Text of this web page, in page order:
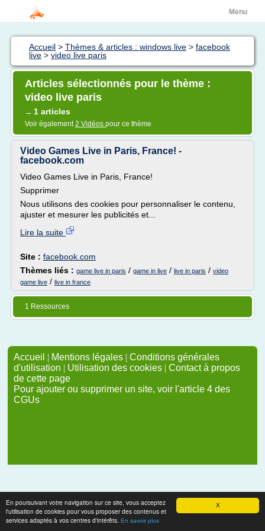
X
En poursuivant votre navigation sur ce site, vous acceptez
l'utilisation de cookies pour vous proposer des contenus et
services adaptés à vos centres d'intérêts. En savoir plus
Menu
Accueil > Thèmes & articles : windows live > facebook
live > video live paris
Articles sélectionnés pour le thème :
video live paris
→ 1 articles
Voir également2 Vidéos pour ce thème
Video Games Live in Paris, France! -
facebook.com
Video Games Live in Paris, France!
Supprimer
Nous utilisons des cookies pour personnaliser le contenu,
ajuster et mesurer les publicités et...
Lire la suite
Site : facebook.com
Thèmes liés : game live in paris / game in live / live in paris / video
game live / live in france
1 Ressources
Accueil | Mentions légales | Conditions générales
d'utilisation | Utilisation des cookies | Contact à propos
de cette page
Pour ajouter ou supprimer un site, voir l'article 4 des
CGUs